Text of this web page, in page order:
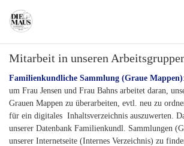
main
Mitarbeit in unseren
Familienkundliche Sammlung (Graue Mappen)
um Frau Jensen und Frau Bahns arbeitet daran,
Grauen Mappen zu überarbeiten, evtl. neu zu
für ein digitales Inhaltsverzeichnis auszuwerten.
unserer Datenbank Familienkundl. Sammlungen
unserer Internetseite (Internes Verzeichnis) zu